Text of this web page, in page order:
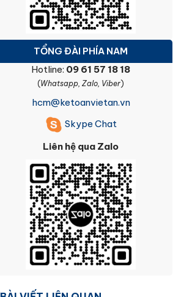
TỔNG ĐÀI PHÍA NAM
Hotline: 09 61 57 18 18
(Whatsapp, Zalo, Viber)
hcm@ketoanvietan.vn
Skype Chat
Liên hệ qua Zalo